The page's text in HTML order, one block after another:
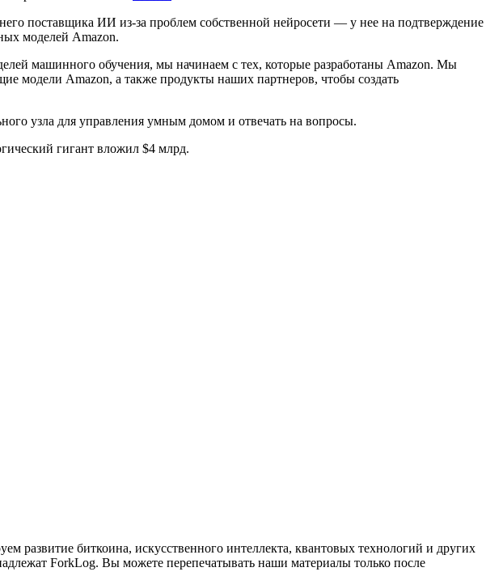
поставщика ИИ из-за проблем собственной нейросети — у нее на подтверждение
моделей Amazon.
машинного обучения, мы начинаем с тех, которые разработаны Amazon. Мы
модели Amazon, а также продукты наших партнеров, чтобы создать
узла для управления умным домом и отвечать на вопросы.
гигант вложил $4 млрд.
биткоина, искусственного интеллекта, квантовых технологий и других
ForkLog. Вы можете перепечатывать наши материалы только после